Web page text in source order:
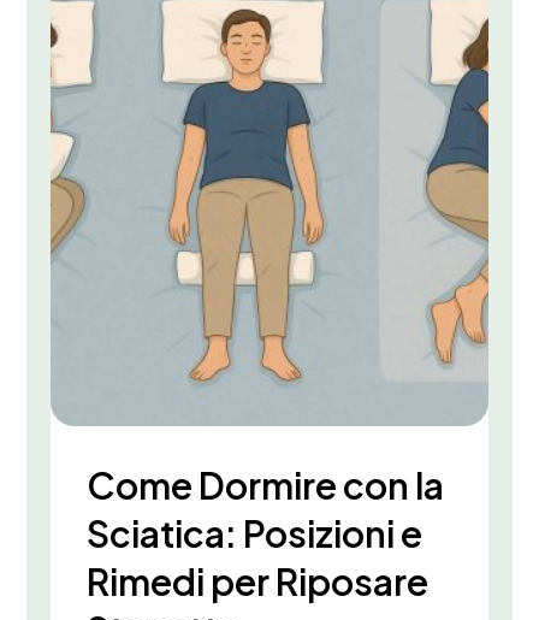
Come Dormire con la
Sciatica: Posizioni e
Rimedi per Riposare